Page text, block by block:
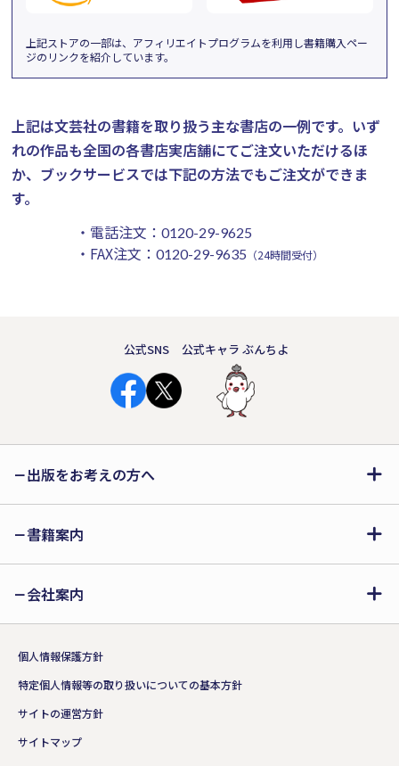
上記ストアの一部は、アフィリエイトプログラムを利用し書籍購入ペー
ジのリンクを紹介しています。
上記は文芸社の書籍を取り扱う主な書店の一例です。 いず
れの作品も全国の各書店実店舗にてご注文いただけるほ
か、ブックサービスでは下記の方法でもご注文ができま
す。
・電話注文： 0120-29-9625
・FAX注文： 0120-29-9635 （24時間受付）
公式SNS 公式キャラ ぶんちよ
出版をお考えの方へ
書籍案内
会社案内
個人情報保護方針
特定個人情報等の取り扱いについての基本方針
サイトの運営方針
サイトマップ